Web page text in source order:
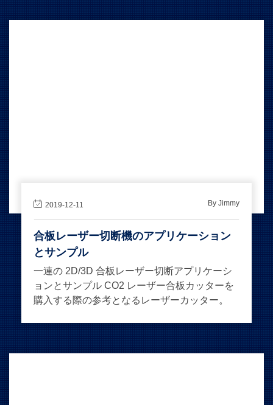
2019-12-11 By Jimmy
合板レーザー切断機のアプリケーション
とサンプル
一連の 2D/3D 合板レーザー切断アプリケーシ
ョンとサンプル CO2 レーザー合板カッターを
購入する際の参考となるレーザーカッター。